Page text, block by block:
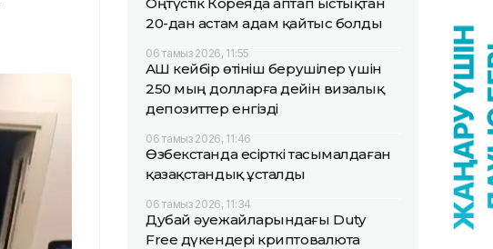
20-дан астам адам қайтыс болды
06 тамыз 2026, 11:55
АҚШ кейбір өтініш берушілер үшін
250 мың долларға дейін визалық
депозиттер енгізді
06 тамыз 2026, 11:46
Өзбекстанда есірткі тасымалдаған
қазақстандық ұсталды
06 тамыз 2026, 11:34
Дубай әуежайларындағы Duty
Free дүкендері криптовалюта